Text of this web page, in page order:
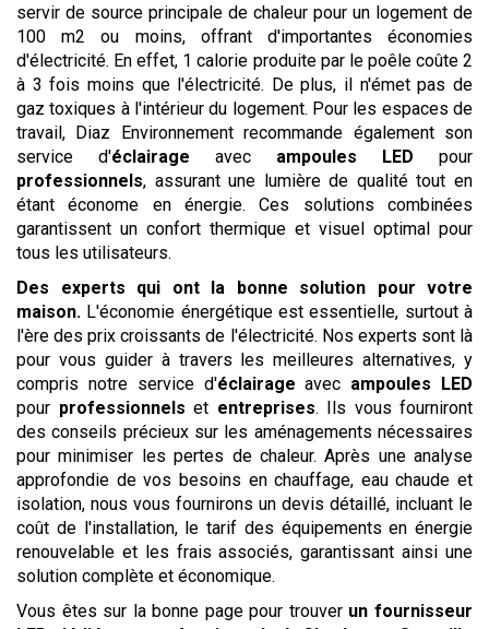
servir de source principale de chaleur pour un logement de
100 m2 ou moins, offrant d'importantes économies
d'électricité. En effet, 1 calorie produite par le poêle coûte 2
à 3 fois moins que l'électricité. De plus, il n'émet pas de
gaz toxiques à l'intérieur du logement. Pour les espaces de
travail, Diaz Environnement recommande également son
service d'éclairage avec ampoules LED pour
professionnels, assurant une lumière de qualité tout en
étant économe en énergie. Ces solutions combinées
garantissent un confort thermique et visuel optimal pour
tous les utilisateurs.
Des experts qui ont la bonne solution pour votre
maison. L'économie énergétique est essentielle, surtout à
l'ère des prix croissants de l'électricité. Nos experts sont là
pour vous guider à travers les meilleures alternatives, y
compris notre service d'éclairage avec ampoules LED
pour professionnels et entreprises. Ils vous fourniront
des conseils précieux sur les aménagements nécessaires
pour minimiser les pertes de chaleur. Après une analyse
approfondie de vos besoins en chauffage, eau chaude et
isolation, nous vous fournirons un devis détaillé, incluant le
coût de l'installation, le tarif des équipements en énergie
renouvelable et les frais associés, garantissant ainsi une
solution complète et économique.
Vous êtes sur la bonne page pour trouver un fournisseur